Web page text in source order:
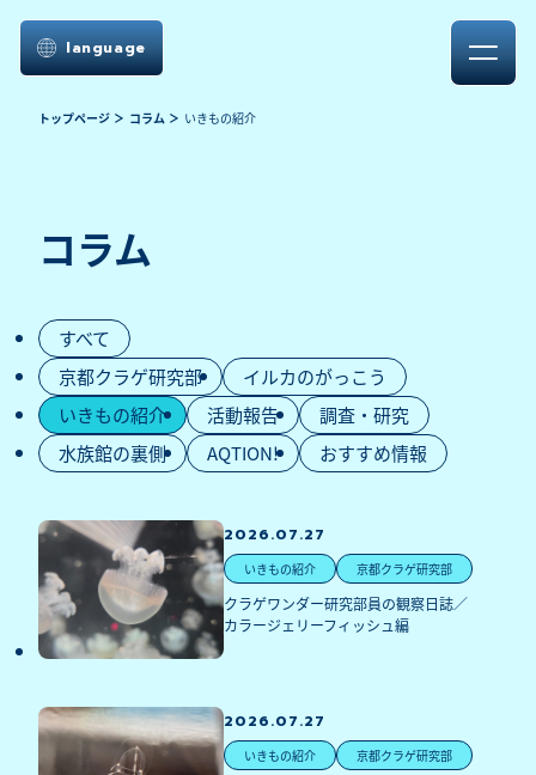
language
トップページ コラム いきもの紹介
コラム
すべて
京都クラゲ研究部
イルカのがっこう
いきもの紹介
活動報告
調査・研究
水族館の裏側
AQTION! おすすめ情報
2026.07.27
いきもの紹介 京都クラゲ研究部
クラゲワンダー研究部員の観察日誌／
カラージェリーフィッシュ編
2026.07.27
いきもの紹介 京都クラゲ研究部